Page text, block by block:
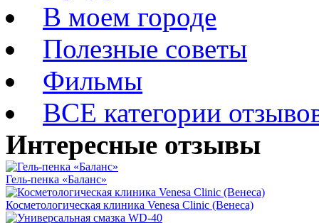
В моем городе
Полезные советы
Фильмы
ВСЕ категории
Интересные отзывы
Гель-пенка «Баланс»
Косметологическая клиника Venesa Clinic (Венеса)